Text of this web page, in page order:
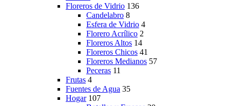
Floreros de Vidrio 136
Candelabro 8
Esfera de Vidrio 4
Florero Acrílico 2
Floreros Altos 14
Floreros Chicos 41
Floreros Medianos 57
Peceras 11
Frutas 4
Fuentes de Agua 35
Hogar 107